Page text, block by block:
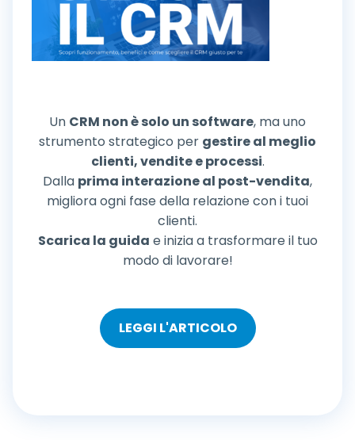
Un CRM non è solo un software, ma uno
strumento strategico per gestire al meglio
clienti, vendite e processi.
Dalla prima interazione al post-vendita,
migliora ogni fase della relazione con i tuoi
clienti.
Scarica la guida e inizia a trasformare il tuo
modo di lavorare!
LEGGI L'ARTICOLO